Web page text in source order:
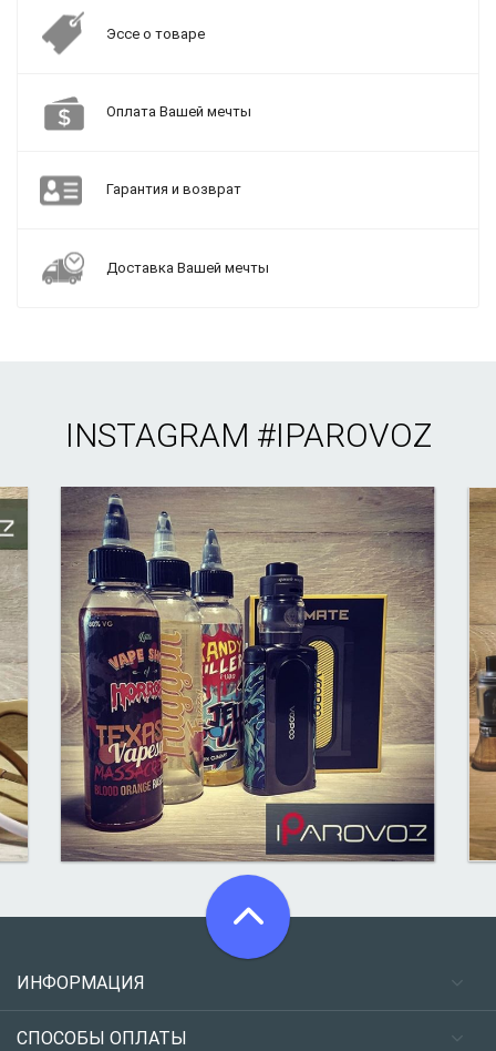
Эссе о товаре
Оплата Вашей мечты
Гарантия и возврат
Доставка Вашей мечты
INSTAGRAM #IPAROVOZ
ИНФОРМАЦИЯ
СПОСОБЫ ОПЛАТЫ